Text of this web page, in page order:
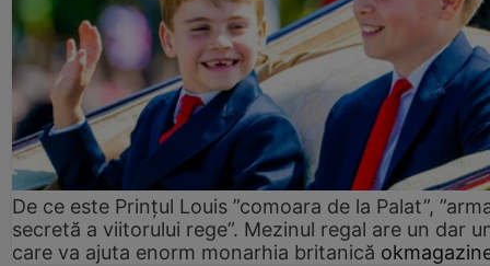
De ce este Prințul Louis ”comoara de la Palat”,
secretă a viitorului rege”. Mezinul regal are un dar
care va ajuta enorm monarhia britanică